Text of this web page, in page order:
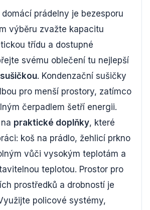
prádelny je bezesporu
výběru zvažte kapacitu
třídu a dostupné
svému oblečení tu nejlepší
. Kondenzační sušičky
pro menší prostory, zatímco
čerpadlem šetří energii.
praktické doplňky, které
koš na prádlo, žehlicí prkno
vůči vysokým teplotám a
teplotou. Prostor pro
prostředků a drobností je
policové systémy,